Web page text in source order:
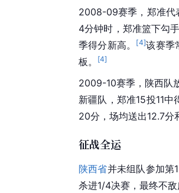
2008-09赛季，郑准代
4分钟时，郑准篮下勾
季得分新高。
[4]该赛季
板。
[4]
2009-10赛季，陕西队
新疆队，郑准15投11
20分，场均送出12.7分
征战全运
陕西省并未组队参加第
杀进1/4决赛，最终不